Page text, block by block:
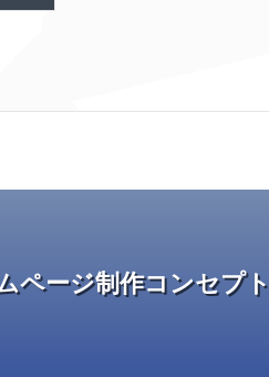
ページ制作コンセプト